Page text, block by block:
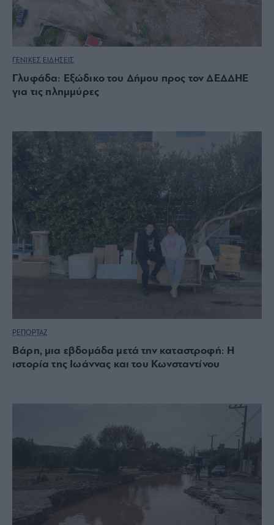
ΓΕΝΙΚΕΣ ΕΙΔΗΣΕΙΣ
Γλυφάδα: Εξώδικο του Δήμου προς τον ΔΕΔΔΗΕ
για τις πλημμύρες
ΡΕΠΟΡΤΑΖ
Βάρη, μια εβδομάδα μετά την καταστροφή: Η
ιστορία της Ιωάννας και του Κωνσταντίνου